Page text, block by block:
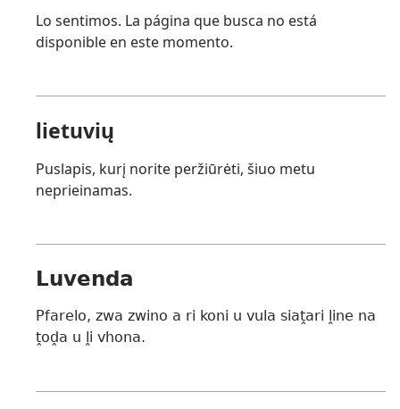
Lo sentimos. La página que busca no está
disponible en este momento.
lietuvių
Puslapis, kurį norite peržiūrėti, šiuo metu
neprieinamas.
Luvenda
Pfarelo, zwa zwino a ri koni u vula siaṱari ḽine na
ṱoḓa u ḽi vhona.